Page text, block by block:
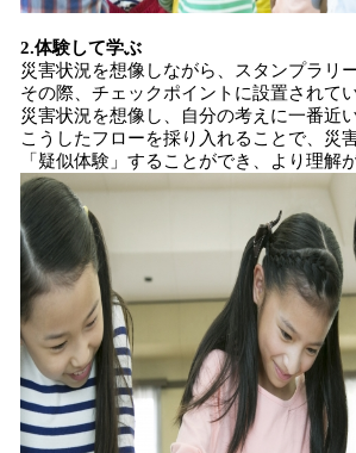
2.体験して学ぶ
災害状況を想像しながら、スタンプラリ
その際、チェックポイントに設置されて
災害状況を想像し、自分の考えに一番近
こうしたフローを採り入れることで、災
「疑似体験」することができ、より理解